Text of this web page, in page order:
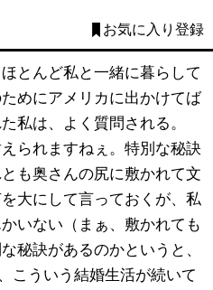
お気に入り登録
とんど私と一緒に暮らして
めにアメリカに出かけてば
私は、よく質問される。
られますねぇ。特別な秘訣
も奥さんの尻に敷かれて文
大にして言っておくが、私
いない（まぁ、敷かれても
秘訣があるのかというと、
こういう結婚生活が続いて